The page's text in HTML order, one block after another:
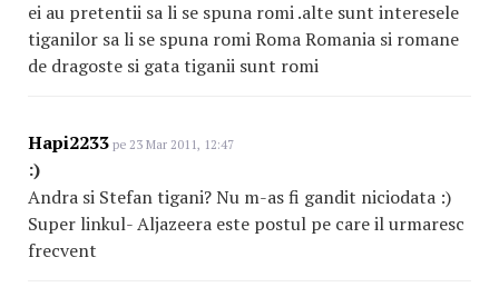
ei au pretentii sa li se spuna romi .alte sunt interesele
tiganilor sa li se spuna romi Roma Romania si romane
de dragoste si gata tiganii sunt romi
Hapi2233 pe 23 Mar 2011, 12:47
:)
Andra si Stefan tigani? Nu m-as fi gandit niciodata :)
Super linkul- Aljazeera este postul pe care il urmaresc
frecvent